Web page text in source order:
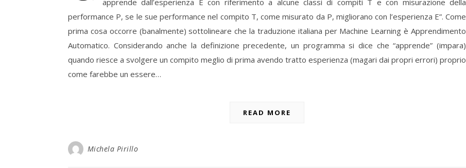
apprende dall’esperienza E con riferimento a alcune classi di compiti T e con misurazione della
performance P, se le sue performance nel compito T, come misurato da P, migliorano con l’esperienza E”. Come
prima cosa occorre (banalmente) sottolineare che la traduzione italiana per Machine Learning è Apprendimento
Automatico. Considerando anche la definizione precedente, un programma si dice che “apprende” (impara)
quando riesce a svolgere un compito meglio di prima avendo tratto esperienza (magari dai propri errori) proprio
come farebbe un essere…
READ MORE
Michela Pirillo